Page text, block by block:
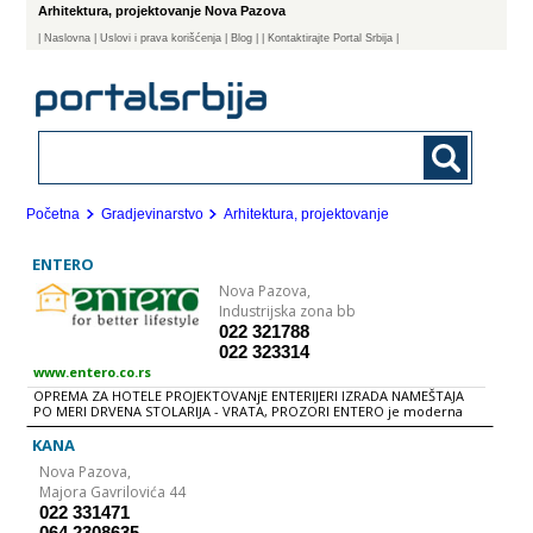
Arhitektura, projektovanje Nova Pazova
Naslovna | Uslovi i prava korišćenja Blog | Kontaktirajte Portal Srbija |
Početna Gradjevinarstvo Arhitektura, projektovanje
ENTERO
Nova Pazova,
Industrijska zona bb
022 321788
022 323314
www.entero.co.rs
OPREMA ZA HOTELE PROJEKTOVANjE ENTERIJERI IZRADA NAMEŠTAJA
PO MERI DRVENA STOLARIJA - VRATA, PROZORI ENTERO je moderna
kompanija koja se bavi opremanjem poslovnih i stambenih objekata
po zahtevima investitora. Kroz korporativne standarde, vrednosti i
dobra kadrovska i tehnička opremljenost, kompanija ENTERO, koja
danas broji vise od 170 zaposlenih radnika, ostvaruje fleksibilnu
poslovnu orijentaciju i sposobnost prilagođavanja zahtevima
najrazličitijih tržišta. ENTERO svoj proizvodni opus kontinuirano širi,
KANA
Nova Pazova,
Majora Gavrilovića 44
022 331471